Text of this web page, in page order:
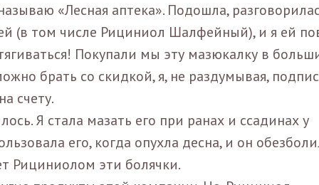
«Лесная аптека». Подошла,
(в том числе Рициниол Шалфейный), и я ей
Покупали мы эту мазюкалку в
брать со скидкой, я, не раздумывая,
счету.
Я стала мазать его при ранах и ссадинах у
его, когда опухла десна, и он
Рициниолом эти болячки.